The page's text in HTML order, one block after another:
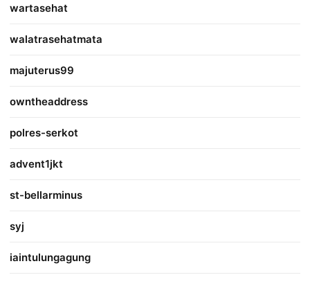
wartasehat
walatrasehatmata
majuterus99
owntheaddress
polres-serkot
advent1jkt
st-bellarminus
syj
iaintulungagung